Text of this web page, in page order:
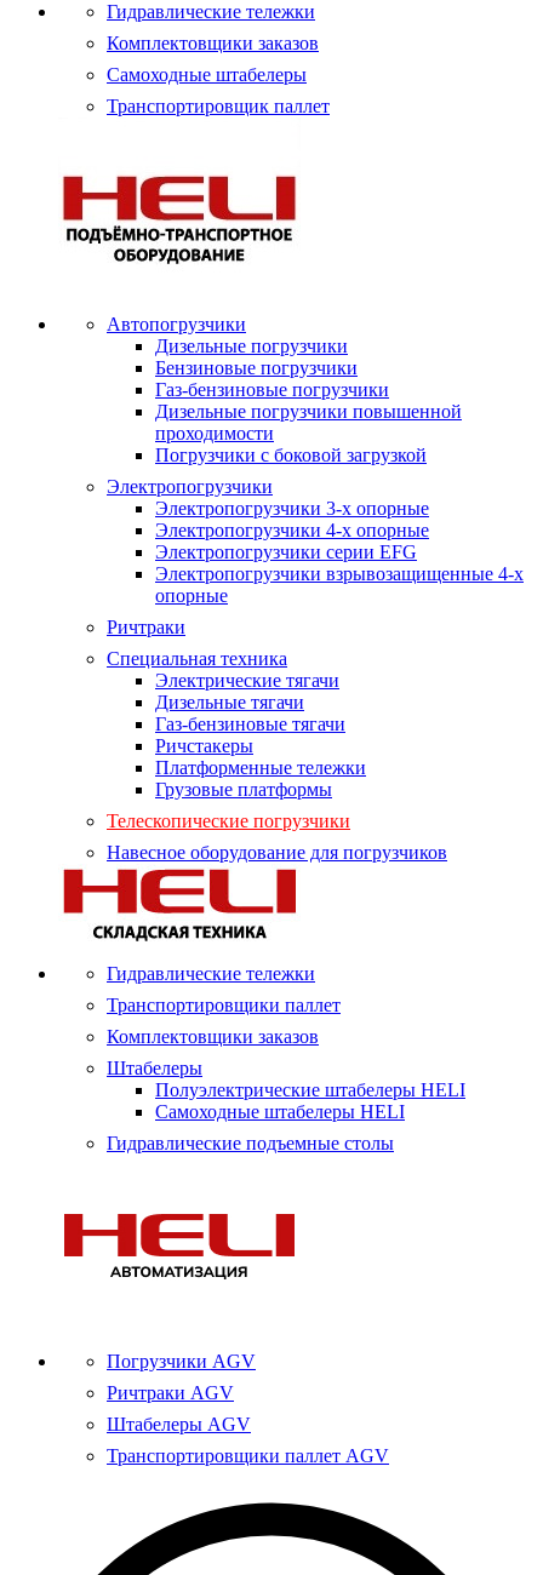
Гидравлические тележки
Комплектовщики заказов
Самоходные штабелеры
Транспортировщик паллет
Автопогрузчики
Дизельные погрузчики
Бензиновые погрузчики
Газ-бензиновые погрузчики
Дизельные погрузчики повышенной
проходимости
Погрузчики с боковой загрузкой
Электропогрузчики
Электропогрузчики 3-х опорные
Электропогрузчики 4-х опорные
Электропогрузчики серии EFG
Электропогрузчики взрывозащищенные 4-х
опорные
Ричтраки
Специальная техника
Электрические тягачи
Дизельные тягачи
Газ-бензиновые тягачи
Ричстакеры
Платформенные тележки
Грузовые платформы
Телескопические погрузчики
Навесное оборудование для погрузчиков
Гидравлические тележки
Транспортировщики паллет
Комплектовщики заказов
Штабелеры
Полуэлектрические штабелеры HELI
Самоходные штабелеры HELI
Гидравлические подъемные столы
Погрузчики AGV
Ричтраки AGV
Штабелеры AGV
Транспортировщики паллет AGV